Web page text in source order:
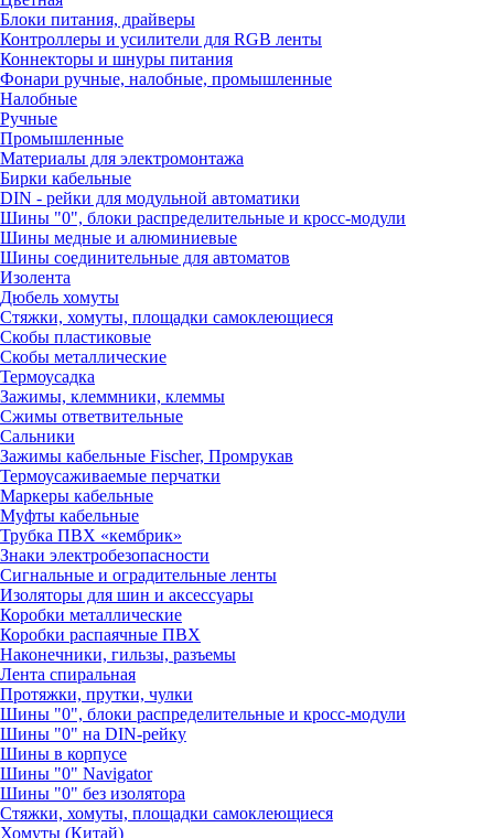
Блоки питания, драйверы
Контроллеры и усилители для RGB ленты
Коннекторы и шнуры питания
Фонари ручные, налобные, промышленные
Налобные
Ручные
Промышленные
Материалы для электромонтажа
Бирки кабельные
DIN - рейки для модульной автоматики
Шины "0", блоки распределительные и кросс-модули
Шины медные и алюминиевые
Шины соединительные для автоматов
Изолента
Дюбель хомуты
Стяжки, хомуты, площадки самоклеющиеся
Скобы пластиковые
Скобы металлические
Термоусадка
Зажимы, клеммники, клеммы
Сжимы ответвительные
Сальники
Зажимы кабельные Fischer, Промрукав
Термоусаживаемые перчатки
Маркеры кабельные
Муфты кабельные
Трубка ПВХ «кембрик»
Знаки электробезопасности
Сигнальные и оградительные ленты
Изоляторы для шин и аксессуары
Коробки металлические
Коробки распаячные ПВХ
Наконечники, гильзы, разъемы
Лента спиральная
Протяжки, прутки, чулки
Шины "0", блоки распределительные и кросс-модули
Шины "0" на DIN-рейку
Шины в корпусе
Шины "0" Navigator
Шины "0" без изолятора
Стяжки, хомуты, площадки самоклеющиеся
Хомуты (Китай)